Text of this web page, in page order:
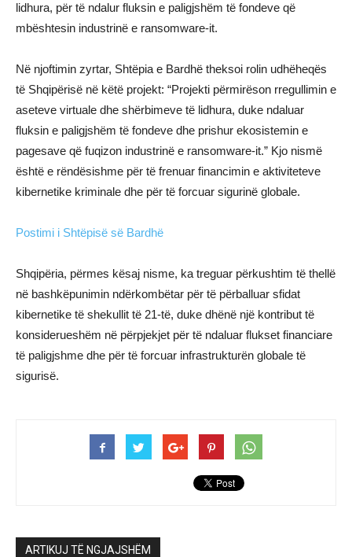
lidhura, për të ndalur fluksin e paligjshëm të fondeve që
mbështesin industrinë e ransomware-it.
Në njoftimin zyrtar, Shtëpia e Bardhë theksoi rolin udhëheqës
të Shqipërisë në këtë projekt: “Projekti përmirëson rregullimin e
aseteve virtuale dhe shërbimeve të lidhura, duke ndaluar
fluksin e paligjshëm të fondeve dhe prishur ekosistemin e
pagesave që fuqizon industrinë e ransomware-it.” Kjo nismë
është e rëndësishme për të frenuar financimin e aktiviteteve
kibernetike kriminale dhe për të forcuar sigurinë globale.
Postimi i Shtëpisë së Bardhë
Shqipëria, përmes kësaj nisme, ka treguar përkushtim të thellë
në bashkëpunimin ndërkombëtar për të përballuar sfidat
kibernetike të shekullit të 21-të, duke dhënë një kontribut të
konsiderueshëm në përpjekjet për të ndaluar flukset financiare
të paligjshme dhe për të forcuar infrastrukturën globale të
sigurisë.
ARTIKUJ TË NGJAJSHËM